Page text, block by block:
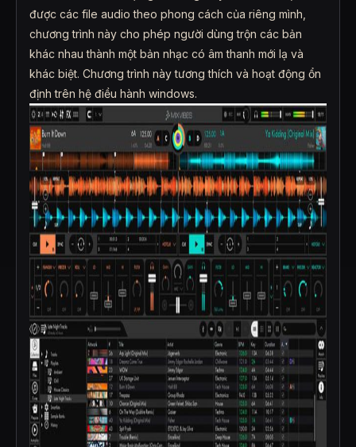
được các file audio theo phong cách của riêng mình,
chương trình này cho phép người dùng trộn các bản
khác nhau thành một bản nhạc có âm thanh mới lạ và
khác biệt. Chương trình này tương thích và hoạt động ổn
định trên hệ điều hành windows.